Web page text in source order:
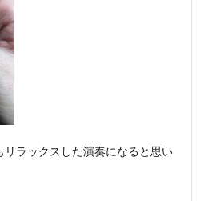
リラックスした演奏になると思い